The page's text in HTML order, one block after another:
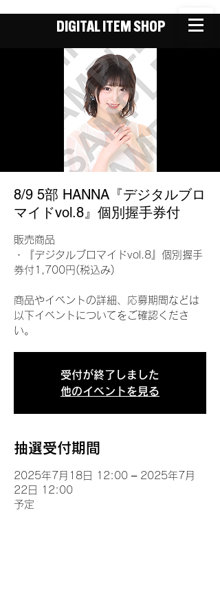
DIGITAL ITEM SHOP
8/9 5部 HANNA『デジタルブロ
マイドvol.8』個別握手券付
販売商品
・『デジタルブロマイドvol.8』個別握手
券付1,700円(税込み)
商品やイベントの詳細、応募期間などは
以下イベントについてをご確認くださ
い。
受付が終了しました
他のイベントを見る
抽選受付期間
2025年7月18日 12:00 – 2025年7月
22日 12:00
予定